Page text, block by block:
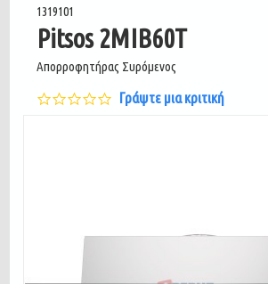
1319101
Pitsos 2MIB60T
Απορροφητήρας Συρόμενος
0.0
star
Γράψτε μια κριτική